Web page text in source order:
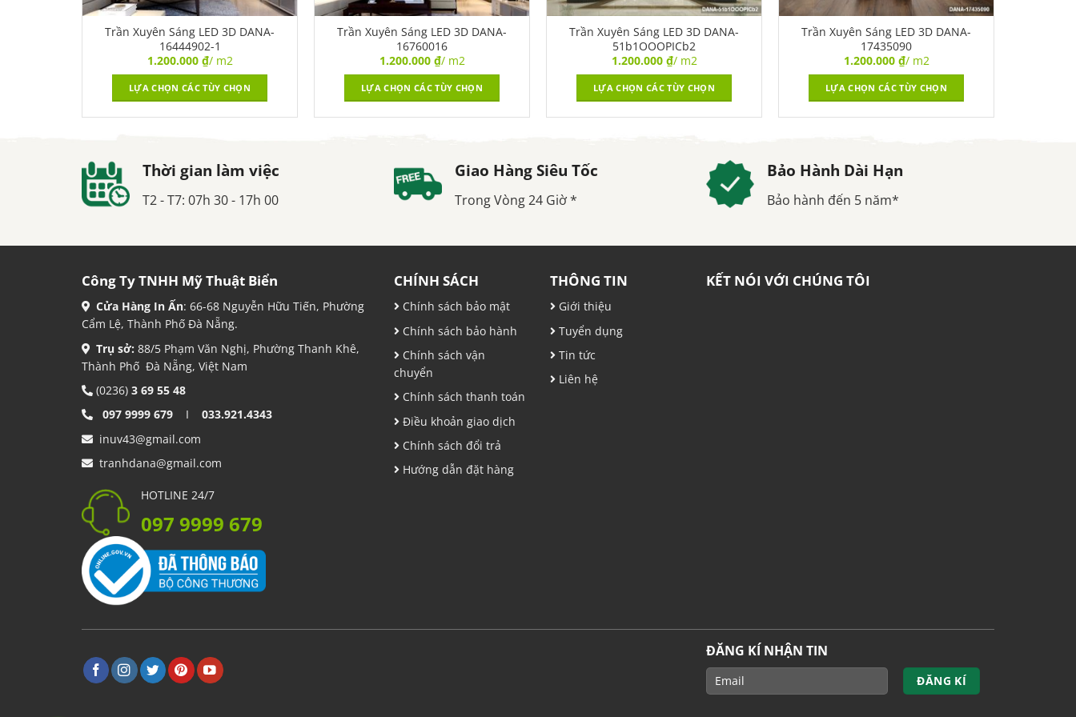
Trần Xuyên Sáng LED 3D DANA-
16444902-1
1.200.000 ₫/ m2
LỰA CHỌN CÁC TÙY CHỌN
Trần Xuyên Sáng LED 3D DANA-
16760016
1.200.000 ₫/ m2
LỰA CHỌN CÁC TÙY CHỌN
Trần Xuyên Sáng LED 3D DANA-
51b1OOOPICb2
1.200.000 ₫/ m2
LỰA CHỌN CÁC TÙY CHỌN
Trần Xuyên Sáng LED 3D DANA-
17435090
1.200.000 ₫/ m2
LỰA CHỌN CÁC TÙY CHỌN
Thời gian làm việc
T2 - T7: 07h 30 - 17h 00
Giao Hàng Siêu Tốc
Trong Vòng 24 Giờ *
Bảo Hành Dài Hạn
Bảo hành đến 5 năm*
Công Ty TNHH Mỹ Thuật Biển
Cửa Hàng In Ấn: 66-68 Nguyễn Hữu Tiến, Phường
Cẩm Lệ, Thành Phố Đà Nẵng.
Trụ sở: 88/5 Phạm Văn Nghị, Phường Thanh Khê,
Thành Phố Đà Nẵng, Việt Nam
(0236) 3 69 55 48
097 9999 679 I 033.921.4343
inuv43@gmail.com
tranhdana@gmail.com
HOTLINE 24/7
097 9999 679
CHÍNH SÁCH
Chính sách bảo mật
Chính sách bảo hành
Chính sách vận
chuyển
Chính sách thanh toán
Điều khoản giao dịch
Chính sách đổi trả
Hướng dẫn đặt hàng
THÔNG TIN
Giới thiệu
Tuyển dụng
Tin tức
Liên hệ
KẾT NÓI VỚI CHÚNG TÔI
ĐĂNG KÍ NHẬN TIN